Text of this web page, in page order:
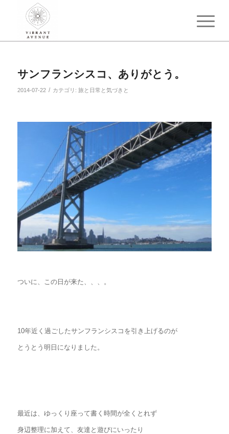
サンフランシスコ、ありがとう。
2014-07-22 / カテゴリ: 旅と日常と気づきと
ついに、この日が来た、、、。
10年近く過ごしたサンフランシスコを引き上げるのが
とうとう明日になりました。
最近は、ゆっくり座って書く時間が全くとれず
身辺整理に加えて、友達と遊びにいったり